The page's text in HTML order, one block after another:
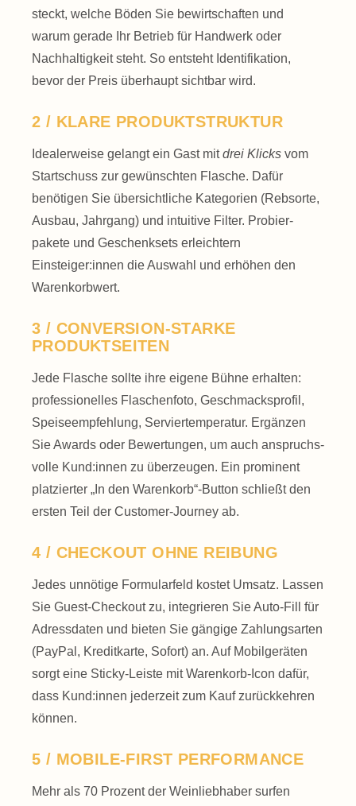
steckt, welche Böden Sie bewirtschaften und
warum gerade Ihr Betrieb für Hand­werk oder
Nachhaltigkeit steht. So entsteht Identifikation,
bevor der Preis überhaupt sichtbar wird.
2 / KLARE PRODUKT­STRUKTUR
Idealer­weise gelangt ein Gast mitdrei Klicks vom
Start­schuss zur gewünschten Flasche. Dafür
benötigen Sie übersichtliche Kategorien (Rebsorte,
Ausbau, Jahrgang) und intuitive Filter. Probier­
pakete und Geschenk­sets erleichtern
Einsteiger:innen die Auswahl und erhöhen den
Warenkorb­wert.
3 / CONVERSION-STARKE
PRODUKTSEITEN
Jede Flasche sollte ihre eigene Bühne erhalten:
professionelles Flaschen­foto, Geschmacks­profil,
Speise­empfehlung, Servier­temperatur. Ergänzen
Sie Awards oder Bewertungen, um auch anspruchs­
volle Kund:innen zu überzeugen. Ein prominent
platzierter „In den Warenkorb“-Button schließt den
ersten Teil der Customer-Journey ab.
4 / CHECKOUT OHNE REIBUNG
Jedes unnötige Formular­feld kostet Umsatz. Lassen
Sie Guest-Checkout zu, integrieren Sie Auto-Fill für
Adress­daten und bieten Sie gängige Zahlungs­arten
(PayPal, Kreditkarte, Sofort) an. Auf Mobil­geräten
sorgt eine Sticky-Leiste mit Warenkorb-Icon dafür,
dass Kund:innen jederzeit zum Kauf zurück­kehren
können.
5 / MOBILE-FIRST PERFORMANCE
Mehr als 70 Prozent der Weinliebhaber surfen